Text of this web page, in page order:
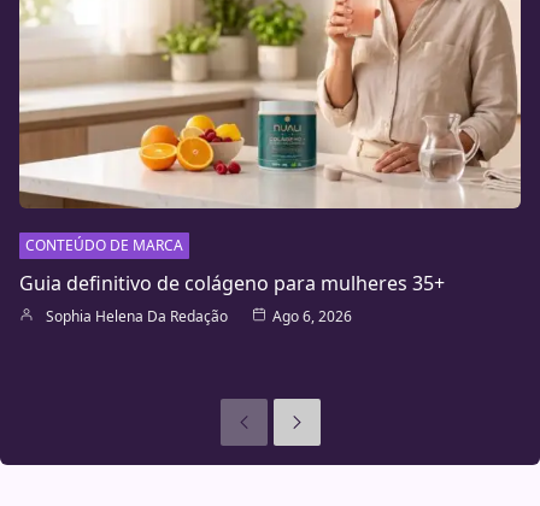
CONTEÚDO DE MARCA
Guia definitivo de colágeno para mulheres 35+
Sophia Helena Da Redação Ago 6, 2026
AnterioresSeguinte